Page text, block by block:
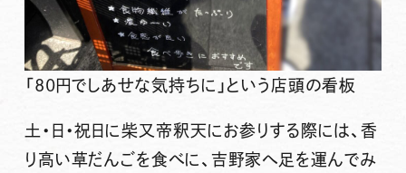
「80円でしあせな気持ちに」という店頭の看板
土・日・祝日に柴又帝釈天にお参りする際には、香
り高い草だんごを食べに、吉野家へ足を運んでみ